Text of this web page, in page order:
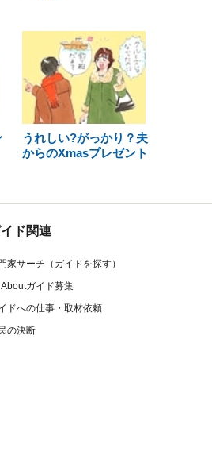
うれしい?がっかり？夫
からのXmasプレゼント
ド関連
家サーチ（ガイドを探す）
ガイド募集
ドへの仕事・取材依頼
の決断